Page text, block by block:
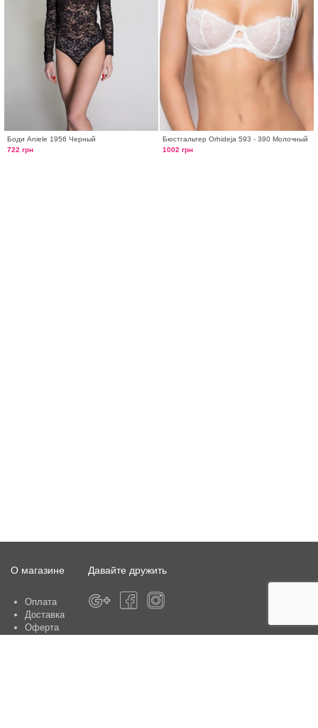
Боди Aniele 1956 Черный
722 грн
Бюстгальтер Orhideja 593 - 390 Молочный
1002 грн
О магазине
Оплата
Доставка
Оферта
Давайте дружить